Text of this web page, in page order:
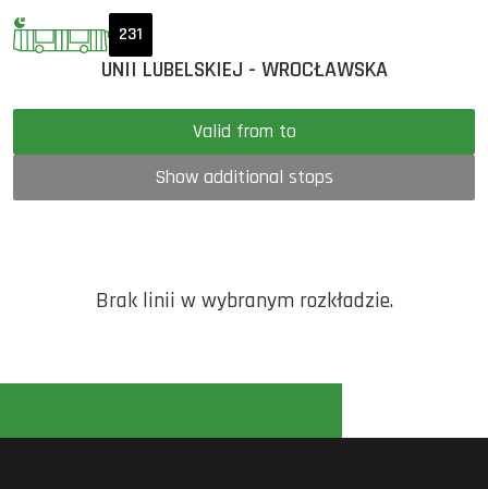
231
UNII LUBELSKIEJ - WROCŁAWSKA
Valid from to
Show additional stops
Brak linii w wybranym rozkładzie.